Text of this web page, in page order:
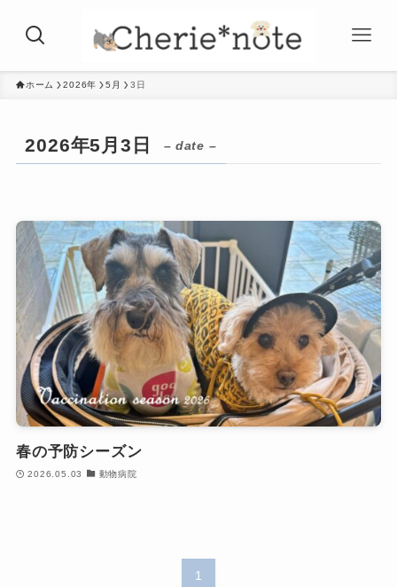
ホーム 2026年 5月 3日
2026年5月3日 – date –
春の予防シーズン
2026.05.03 動物病院
1